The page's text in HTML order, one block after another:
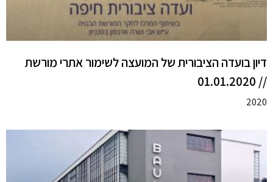
דיון בועדה הציבורית של המועצה לשימור אתרי מורשת
// 01.01.2020
2020